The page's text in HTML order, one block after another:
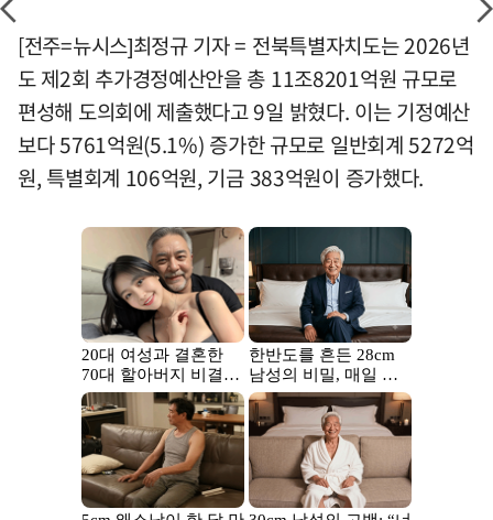
[전주=뉴시스]최정규 기자 = 전북특별자치도는 2026년
도 제2회 추가경정예산안을 총 11조8201억원 규모로
편성해 도의회에 제출했다고 9일 밝혔다. 이는 기정예산
보다 5761억원(5.1%) 증가한 규모로 일반회계 5272억
원, 특별회계 106억원, 기금 383억원이 증가했다.